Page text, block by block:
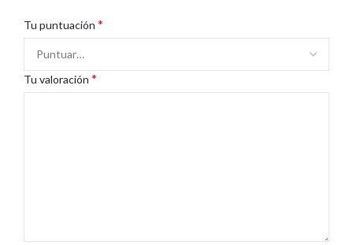
Tu puntuación *
Tu valoración *